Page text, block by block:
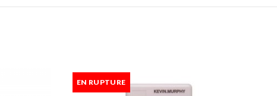
EN RUPTURE